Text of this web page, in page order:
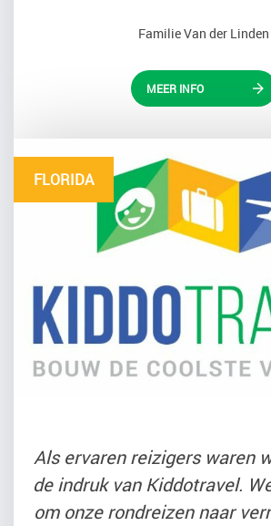
Familie Van der Linden
MEER INFO
FLORIDA
Als ervaren reizigers waren
de indruk van Kiddotravel.
om onze rondreizen naar